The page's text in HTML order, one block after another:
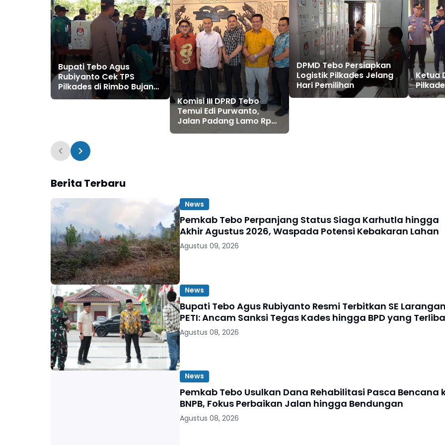
Bupati Tebo Agus
Rubiyanto Cek TPS
Pilkades di Rimbo Bujang
dan Rimbo Ulu
Komisi III DPRD Tebo
Temui Edi Purwanto,
Jalan Padang Lamo Rp
70 Miliar Dikawal
DPMD Tebo Persiapkan
Logistik Pilkades Jelang
Hari Pemilihan
Ketua
Berita Terbaru
News
Pemkab Tebo Perpanjang Status Siaga Karhutla hingga
Akhir Agustus 2026, Waspada Potensi Kebakaran Lahan
Agustus 09, 2026
News
Bupati Tebo Agus Rubiyanto Resmi Terbitkan SE Larangan
PETI: Ancam Sanksi Tegas Kades hingga BPD yang
Agustus 08, 2026
News
Pemkab Tebo Usulkan Dana Rehabilitasi Pasca Bencana
BNPB, Fokus Perbaikan Jalan hingga Bendungan
Agustus 08, 2026